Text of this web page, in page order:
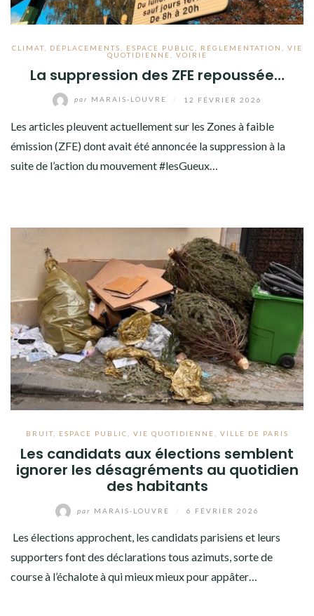
CLIMAT, DÉPLACEMENTS ESPACE PUBLIC RÉGLEMENTATION
VIE
QUOTIDIENNE
VOIRIE
La suppression des ZFE repoussée…
par MARAIS-LOUVRE 12 FÉVRIER 2026
Les articles pleuvent actuellement sur les Zones à faible
émission (ZFE) dont avait été annoncée la suppression à la
suite de l’action du mouvement #lesGueux…
BRUIT, ESPACE PUBLIC, VIE QUOTIDIENNE, VILLE DE PARIS
Les candidats aux élections semblent
ignorer les désagréments au quotidien
des habitants
par MARAIS-LOUVRE 6 FÉVRIER 2026
Les élections approchent, les candidats parisiens et leurs
supporters font des déclarations tous azimuts, sorte de
course à l’échalote à qui mieux mieux pour appâter…